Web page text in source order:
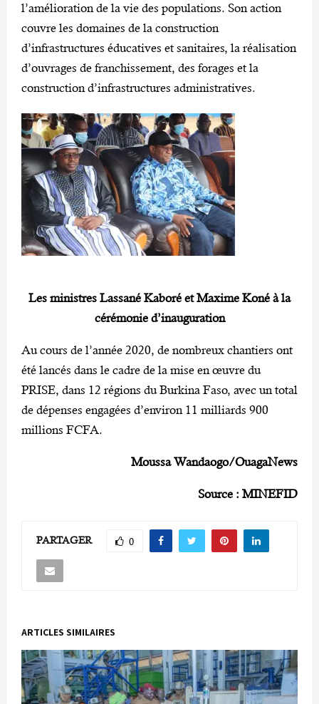
l’amélioration de la vie des populations. Son action
couvre les domaines de la construction
d’infrastructures éducatives et sanitaires, la réalisation
d’ouvrages de franchissement, des forages et la
construction d’infrastructures administratives.
Les ministres Lassané Kaboré et Maxime Koné à la
cérémonie d’inauguration
Au cours de l’année 2020, de nombreux chantiers ont
été lancés dans le cadre de la mise en œuvre du
PRISE, dans 12 régions du Burkina Faso, avec un total
de dépenses engagées d’environ 11 milliards 900
millions FCFA.
Moussa Wandaogo/OuagaNews
Source : MINEFID
PARTAGER 0
ARTICLES SIMILAIRES